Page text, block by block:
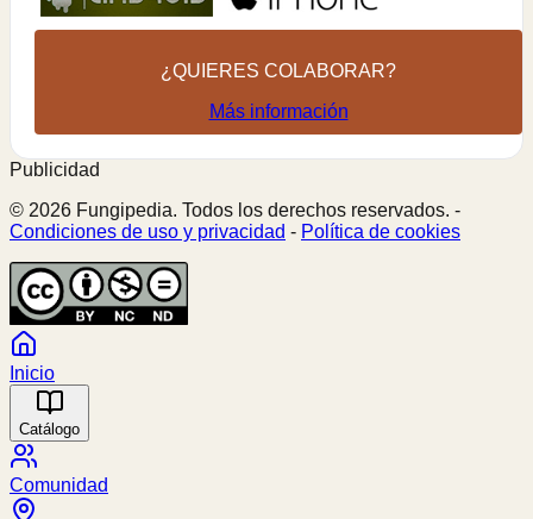
¿QUIERES COLABORAR?
Más información
Publicidad
© 2026 Fungipedia. Todos los derechos reservados. -
Condiciones de uso y privacidad - Política de cookies
Inicio
Catálogo
Comunidad